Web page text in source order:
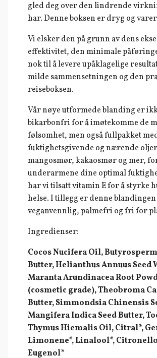
gled deg over den lindrende
har. Denne boksen er dryg og
Vi elsker den på grunn av dens
effektivitet, den minimale
nok til å levere upåklagelige
milde sammensetningen og den
reiseboksen.
Vår nøye utformede blanding er
bikarbonfri for å imøtekomme de
følsomhet, men også fullpakket
fuktighetsgivende og nærende
mangosmør, kakaosmør og mer,
underarmene dine optimal
har vi tilsatt vitamin E for å styrke
helse. I tillegg er denne blandingen
veganvennlig, palmefri og fri for
Ingredienser:
Cocos Nucifera Oil,
Butter, Helianthus Annuus Seed
Maranta Arundinacea Root
(cosmetic grade), Theobroma
Butter, Simmondsia Chinensis
Mangifera Indica Seed Butter,
Thymus Hiemalis Oil, Citral*,
Limonene*, Linalool*,
Eugenol*